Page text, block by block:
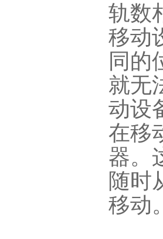
轨数
移动
同的
就无
动设
在移
器。
随时
移动